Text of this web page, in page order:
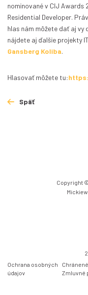
nominované v CIJ
Residential Developer.
hlas nám môžete dať aj vy
nájdete aj ďalšie projekty
Gansberg Koliba.
Hlasovať môžete tu:
Späť
Copyright
Ochrana osobných
údajov
Zmluvné